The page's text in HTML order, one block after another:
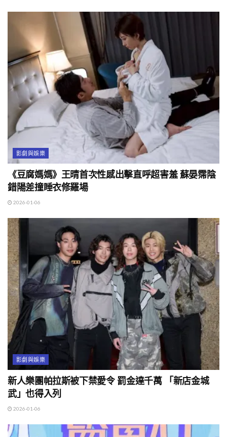
影劇與娛樂
《豆腐媽媽》王晴首次性感出擊直呼超害羞 蘇晏霈陰
錯陽差撞睡衣修羅場
2026-01-06
影劇與娛樂
新人樂團帕拉斯被下禁愛令 罰金達千萬 「新店金城
武」也得入列
2026-01-06